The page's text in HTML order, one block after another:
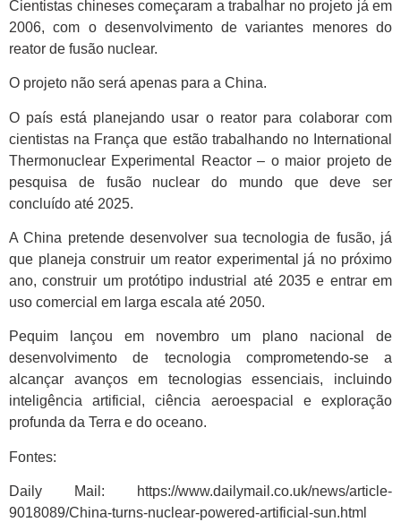
Cientistas chineses começaram a trabalhar no projeto já em
2006, com o desenvolvimento de variantes menores do
reator de fusão nuclear.
O projeto não será apenas para a China.
O país está planejando usar o reator para colaborar com
cientistas na França que estão trabalhando no International
Thermonuclear Experimental Reactor – o maior projeto de
pesquisa de fusão nuclear do mundo que deve ser
concluído até 2025.
A China pretende desenvolver sua tecnologia de fusão, já
que planeja construir um reator experimental já no próximo
ano, construir um protótipo industrial até 2035 e entrar em
uso comercial em larga escala até 2050.
Pequim lançou em novembro um plano nacional de
desenvolvimento de tecnologia comprometendo-se a
alcançar avanços em tecnologias essenciais, incluindo
inteligência artificial, ciência aeroespacial e exploração
profunda da Terra e do oceano.
Fontes:
Daily Mail: https://www.dailymail.co.uk/news/article-
9018089/China-turns-nuclear-powered-artificial-sun.html